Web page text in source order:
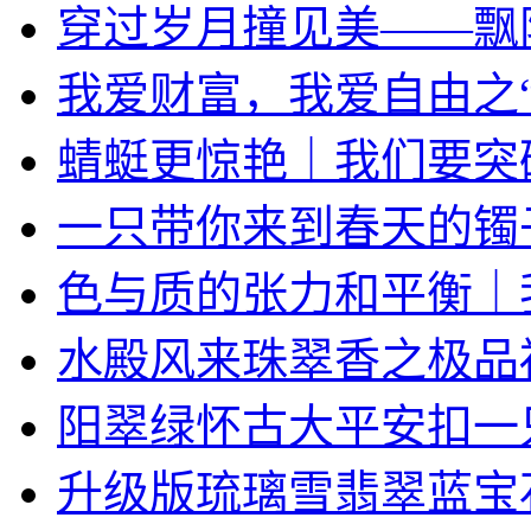
穿过岁月撞见美——飘
我爱财富，我爱自由之
蜻蜓更惊艳｜我们要突
一只带你来到春天的镯
色与质的张力和平衡｜
水殿风来珠翠香之极品
阳翠绿怀古大平安扣一
升级版琉璃雪翡翠蓝宝